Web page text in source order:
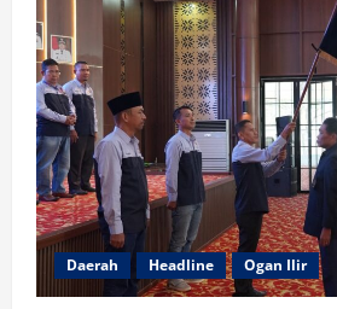
Daerah Headline Ogan Ilir